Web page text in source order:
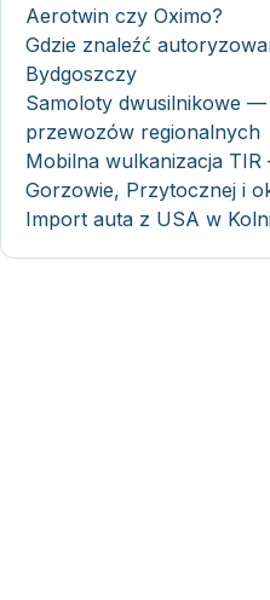
Aerotwin czy Oximo?
Gdzie znaleźć
Bydgoszczy
Samoloty dwusilnikowe
przewozów regionalnych
Mobilna wulkanizacja
Gorzowie, Przytocznej i
Import auta z USA w